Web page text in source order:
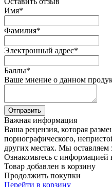
Имя*
Фамилия*
Электронный адрес*
Баллы*
Ваше мнение о данном
Отправить
Важная информация
Ваша рецензия, которая
порнографического,
других местах. Мы оставляем
Ознакомьтесь с информацией
Товар добавлен в корзину
Продолжить покупки
Перейти в корзину